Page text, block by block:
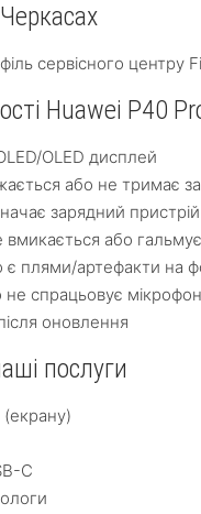
сервісного центру
Huawei P40
OLED дисплей
або не тримає
зарядний пристрій
або гальмує
плями/артефакти на
спрацьовує мікрофон
оновлення
послуги
C